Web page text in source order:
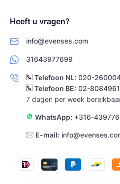
Heeft u vragen?
info@evenses.com
31643977699
Telefoon NL: 020-
Telefoon BE: 02-8084961
7 dagen per week
WhatsApp: +316-
E-mail: